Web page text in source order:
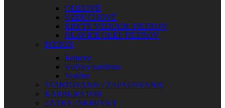
OLEJOVÉ
VZDUCHOVÉ
KRYTY VZDUCH. FILTROV
HLAVICE OLEJ. FILTROV
POHON
Remene
Valčeky variátora
Variátor
ŠTARTOVANIE / ZAPAĽOVANIE
KARBURÁTOR
ZÁTKY / SKRUTKY